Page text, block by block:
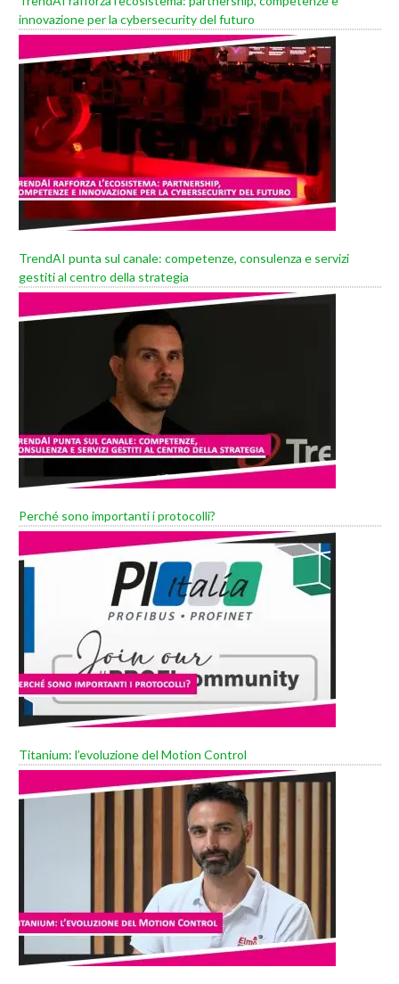
innovazione per la cybersecurity del futuro
TrendAI punta sul canale: competenze, consulenza e servizi
gestiti al centro della strategia
Perché sono importanti i protocolli?
Titanium: l’evoluzione del Motion Control